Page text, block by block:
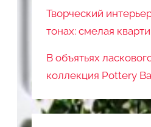
Творческий
тонах: смелая
В объятьях
коллекция Pottery